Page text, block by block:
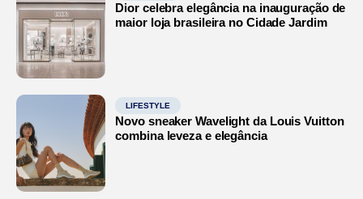
Dior celebra elegância na inauguração de
maior loja brasileira no Cidade Jardim
LIFESTYLE
Novo sneaker Wavelight da Louis Vuitton
combina leveza e elegância